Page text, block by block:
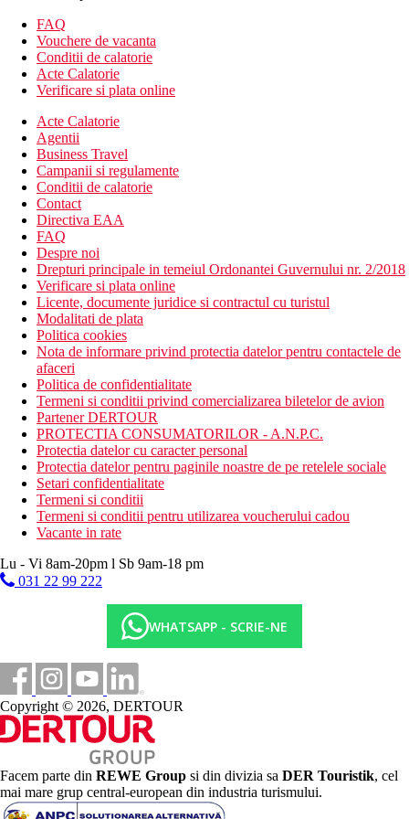
Descrierea hotelului
Hotelul dispune de:
52 de camere
cladire principala
bungalouri
restaurant
minimarket
piscina exterioara
piscina pentru copii
sezlonguri si umbrele gratuite
bar
loc de joaca pentru copii
Descrierea plajei
acces direct la plaja nisipoasa
sezlonguri si umbrele
Activitati sportive gratuite
loc de joaca pentru copii
piscina
Masa
Demipensiune:
Mic dejun si cina tip bufet. In timpul pranzului si cinei,
apa, vin si bere nelimitate.
All Inclusive:
Mic dejun, pranz si cina tip bufet. In timpul pranzului si
cinei, apa, vin si bere nelimitate.
Categoria oficiala
3 stele
Site web
https://en.niforeika-beach.gr/
0 m
Distanta pana la plaja
15 km
Distanta de cel mai apropiat aeroport
Magazine
1 km
FAQ
Vouchere de vacanta
Conditii de calatorie
Acte Calatorie
Verificare si plata online
Acte Calatorie
Agentii
Business Travel
Campanii si regulamente
Conditii de calatorie
Contact
Directiva EAA
FAQ
Despre noi
Drepturi principale in temeiul Ordonantei Guvernului nr. 2/2018
Verificare si plata online
Licente, documente juridice si contractul cu turistul
Modalitati de plata
Politica cookies
Nota de informare privind protectia datelor pentru contactele de
afaceri
Politica de confidentialitate
Termeni si conditii privind comercializarea biletelor de avion
Partener DERTOUR
PROTECTIA CONSUMATORILOR - A.N.P.C.
Protectia datelor cu caracter personal
Protectia datelor pentru paginile noastre de pe retelele sociale
Setari confidentialitate
Termeni si conditii
Termeni si conditii pentru utilizarea voucherului cadou
Vacante in rate
Lu - Vi 8am-20pm l Sb 9am-18 pm
031 22 99 222
WHATSAPP - SCRIE-NE
Copyright © 2026, DERTOUR
Facem parte din REWE Group si din divizia sa DER Touristik, cel
mai mare grup central-european din industria turismului.